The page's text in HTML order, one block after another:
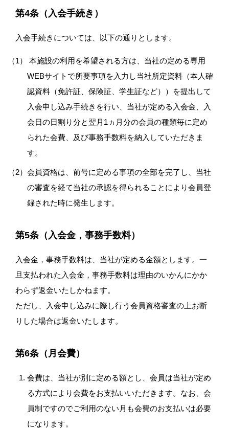
第4条（入会手続き）
入会手続きについては、以下の通りとします。
本施設の利用を希望される方は、当社の定める専用
WEBサイトで所要事項を入力し当社所定資料（本人確
認資料（免許証、保険証、学生証など））を提出して
入会申し込み手続きを行い、当社が定める入会金、入
会日の日割り分と翌月1ヵ月分の会員の種類毎に定め
られた会費、及び事務手数料を納入していただきま
す。
会員資格は、前号に定める事項の全部を完了し、当社
の審査を経て当社の承認を得られることにより会員登
録された時に発生します。
第5条（入会金，事務手数料）
入会金，事務手数料は、当社が定める金額とします。一
旦支払われた入会金，事務手数料は理由のいかんにかか
わらず返金いたしかねます。
ただし、入会申し込みに際し行う会員資格審査の上お断
りした場合は返金いたします。
第6条（月会費）
会費は、当社が別に定める額とし、会員は当社が定め
る方式により会費をお支払いいただきます。なお、会
員制ですのでご利用のない月も会費のお支払いは必要
になります。